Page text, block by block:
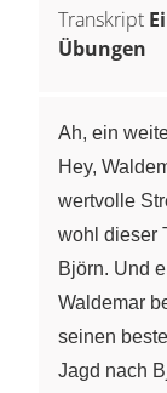
Transkript
Übungen
Ah, ein
Hey,
wertvolle
wohl dieser
Björn. Und
Waldemar
seinen
Jagd nach